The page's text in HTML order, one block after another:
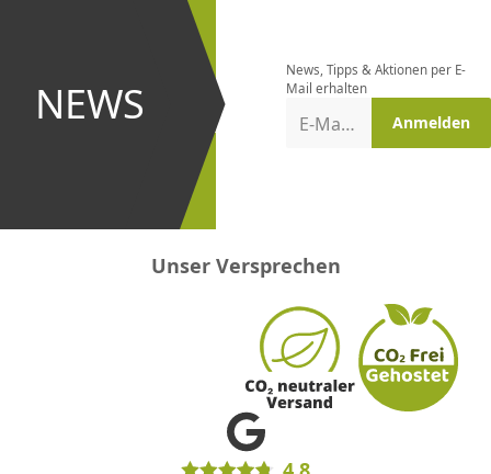
NEWS
und bei
Aktionen
News, Tipps & Aktionen per E-
Mail erhalten
E-Mail-Adresse Anmelden
Unser Versprechen